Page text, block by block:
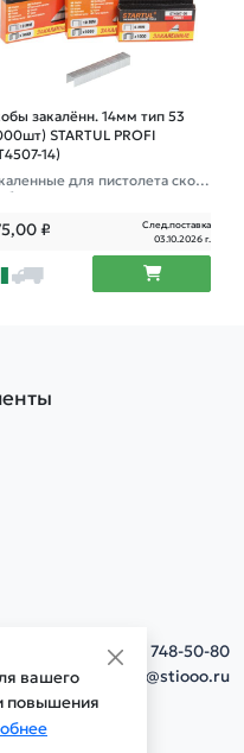
закалённ. 14мм тип 53
STARTUL PROFI
14)
для пистолета скоб
₽
След.поставка
03.10.2026 г.
вашего
повышения
+7(495) 748-50-80
info@stiooo.ru